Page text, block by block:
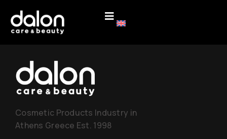
Cosmetic Products Industry in
Athens Greece Est. 1998